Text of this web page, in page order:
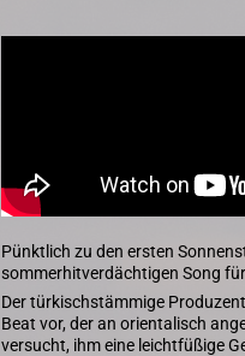
Pünktlich zu den ersten
sommerhitverdächtigen Song
Der türkischstämmige
Beat vor, der an orientalisch
versucht, ihm eine leichtfüßige